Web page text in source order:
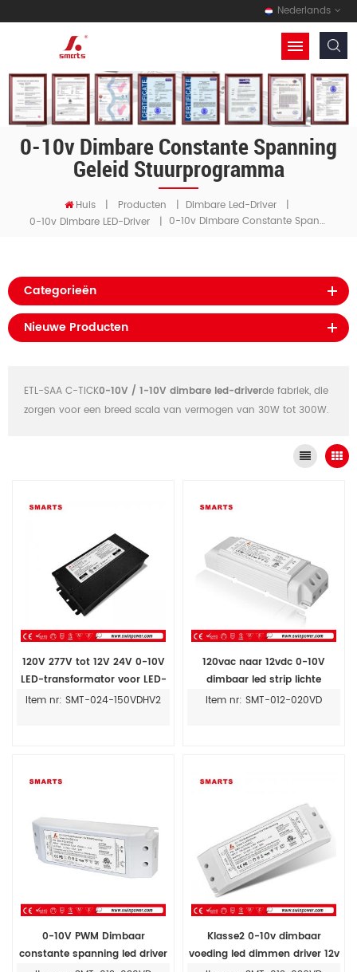
Nederlands
0-10v Dimbare Constante Spanning
Geleid Stuurprogramma
Huis | Producten | Dimbare Led-Driver
|
0-10v Dimbare LED-Driver
| 0-10v Dimbare Constante Spanning Geleid Stuurprogramma
Categorieën
Nieuwe Producten
ETL-SAA C-TICK0-10V / 1-10V dimbare led-driverde fabriek, die
zorgen voor een breed scala van vermogen van 30W tot 300W.
120V 277V tot 12V 24V 0-10V
LED-transformator voor LED-
verlichting 150W
Item nr: SMT-024-150VDHV2
120vac naar 12vdc 0-10V
dimbaar led strip lichte
transformator
Item nr: SMT-012-020VD
0-10V PWM Dimbaar
constante spanning led driver
Klasse2 0-10v dimbaar
voeding led dimmen driver 12v